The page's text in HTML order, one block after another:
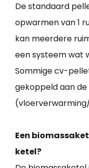
De standaard
opwarmen van 1
kan meerdere
een systeem wat
Sommige cv-
gekoppeld aan
Een
ketel?